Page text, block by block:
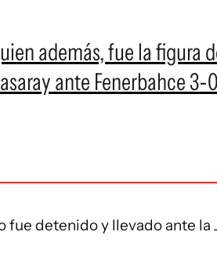
además, fue la figura
ante Fenerbahce 3-
fue detenido y llevado ante la